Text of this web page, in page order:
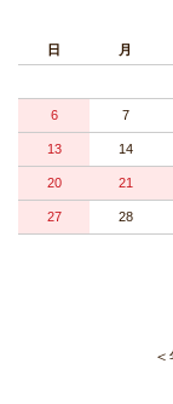
日 月
6 7
13 14
20 21
27 28